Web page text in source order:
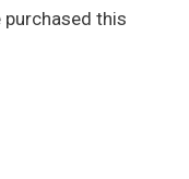
this